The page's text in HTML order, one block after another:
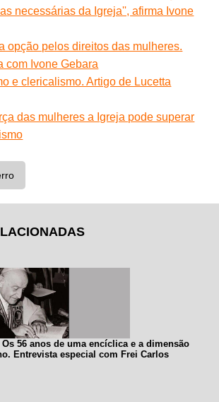
necessárias da Igreja'', afirma Ivone
opção pelos direitos das mulheres.
com Ivone Gebara
e clericalismo. Artigo de Lucetta
das mulheres a Igreja pode superar
56 anos de uma encíclica e a dimensão
Entrevista especial com Frei Carlos